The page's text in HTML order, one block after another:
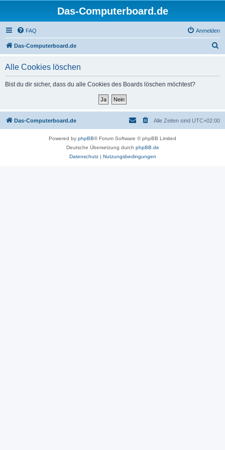
Das-Computerboard.de
FAQ Anmelden
Das-Computerboard.de
Alle Cookies löschen
Bist du dir sicher, dass du alle Cookies des Boards löschen möchtest?
Das-Computerboard.de Alle Zeiten sind UTC+02:00
Powered by phpBB® Forum Software © phpBB Limited
Deutsche Übersetzung durch phpBB.de
Datenschutz| Nutzungsbedingungen